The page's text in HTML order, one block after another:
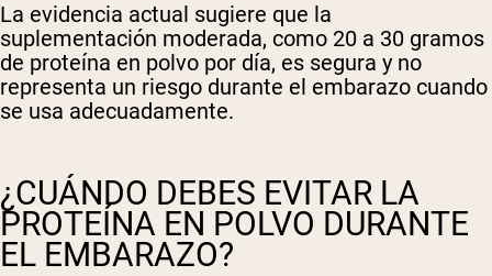
La evidencia actual sugiere que la
suplementación moderada, como 20 a 30 gramos
de proteína en polvo por día, es segura y no
representa un riesgo durante el embarazo cuando
se usa adecuadamente.
¿CUÁNDO DEBES EVITAR LA
PROTEÍNA EN POLVO DURANTE
EL EMBARAZO?